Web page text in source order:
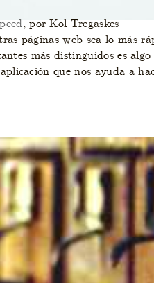
, por Kol Tregaskes
páginas web sea lo más
más distinguidos es
que nos ayuda a